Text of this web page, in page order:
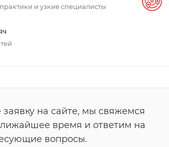
и узкие специалисты
на сайте, мы свяжемся
время и ответим на
вопросы.